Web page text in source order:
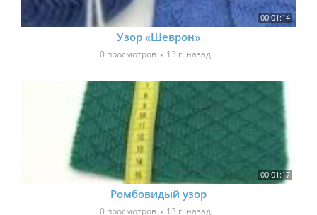
00:01:14
Узор «Шеврон»
0 просмотров 13 г. назад
00:01:17
Ромбовидый узор
0 просмотров 13 г. назад